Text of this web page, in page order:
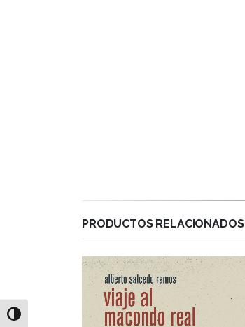
Alternar alto contraste
PRODUCTOS RELACIONADOS